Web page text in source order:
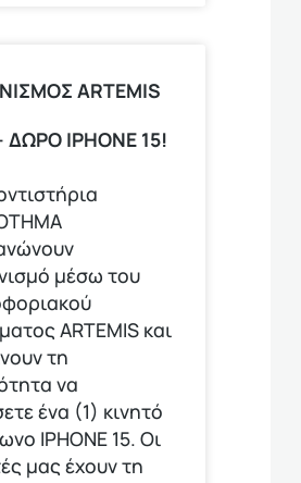
ΑRTEMIS
ΔΩΡΟ IPHONE 15!
μέσω του
ARTEMIS και
τη
να
ένα (1) κινητό
ΙΡΗΟΝΕ 15. Οι
μας έχουν τη